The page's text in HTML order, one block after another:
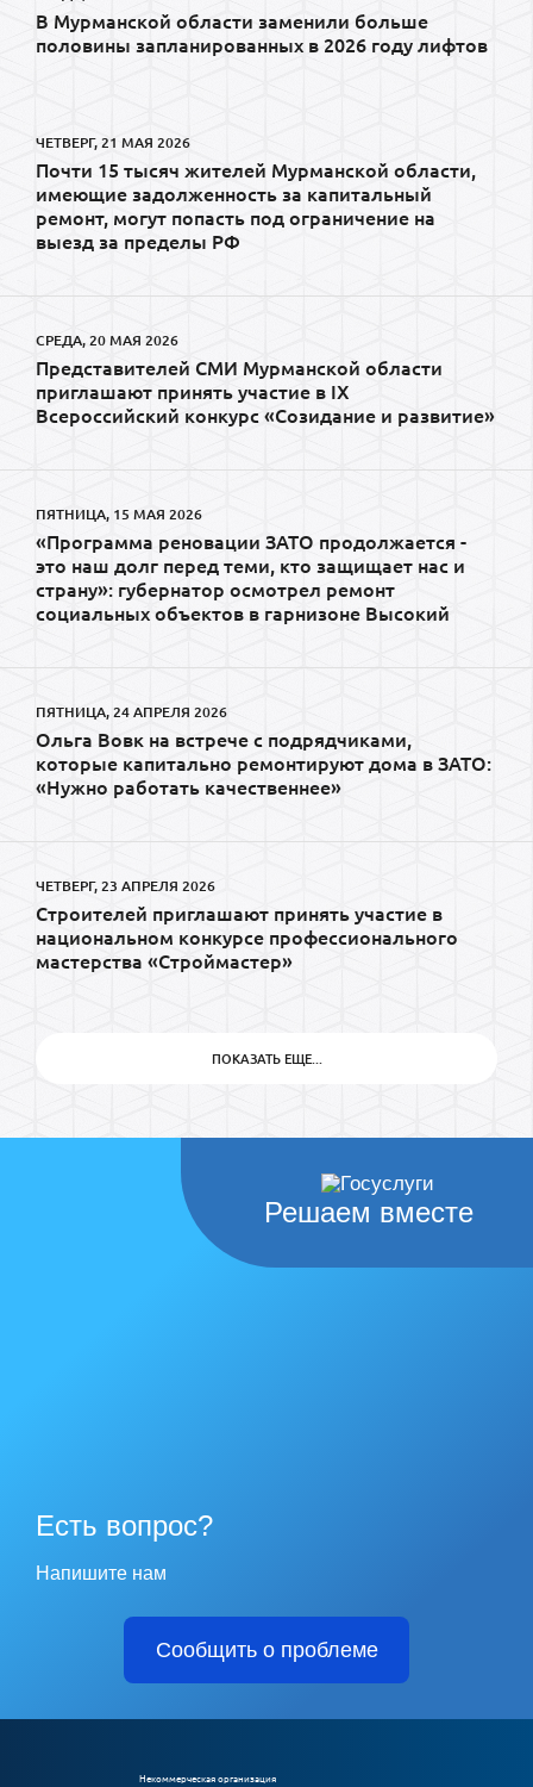
В Мурманской области заменили больше
половины запланированных в 2026 году лифтов
ЧЕТВЕРГ, 21 МАЯ 2026
Почти 15 тысяч жителей Мурманской области,
имеющие задолженность за капитальный
ремонт, могут попасть под ограничение на
выезд за пределы РФ
СРЕДА, 20 МАЯ 2026
Представителей СМИ Мурманской области
приглашают принять участие в IX
Всероссийский конкурс «Созидание и развитие»
ПЯТНИЦА, 15 МАЯ 2026
«Программа реновации ЗАТО продолжается -
это наш долг перед теми, кто защищает нас и
страну»: губернатор осмотрел ремонт
социальных объектов в гарнизоне Высокий
ПЯТНИЦА, 24 АПРЕЛЯ 2026
Ольга Вовк на встрече с подрядчиками,
которые капитально ремонтируют дома в ЗАТО:
«Нужно работать качественнее»
ЧЕТВЕРГ, 23 АПРЕЛЯ 2026
Строителей приглашают принять участие в
национальном конкурсе профессионального
мастерства «Строймастер»
ПОКАЗАТЬ ЕЩЕ...
Решаем вместе
Есть вопрос?
Напишите нам
Сообщить о проблеме
Некоммерческая организация